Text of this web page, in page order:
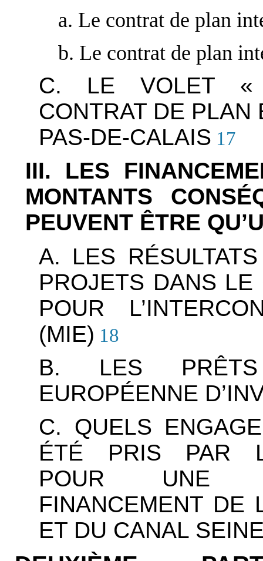
a. Le contrat de plan
b. Le contrat de plan
C. LE VOLET «
CONTRAT DE PLAN
PAS-DE-CALAIS 17
III. LES
MONTANTS
PEUVENT ÊTRE
A. LES
PROJETS DANS
POUR
(MIE) 18
B. LES
EUROPÉENNE
C. QUELS
ÉTÉ PRIS PAR
POUR UNE
FINANCEMENT DE
ET DU CANAL